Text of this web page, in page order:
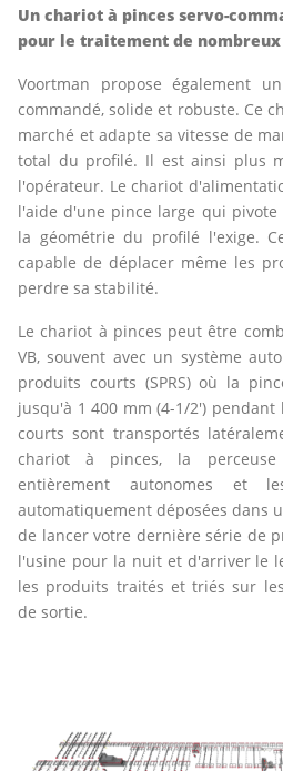
Un chariot à pinces servo-
pour le traitement de
Voortman propose également
commandé, solide et robuste. Ce
marché et adapte sa vitesse de
total du profilé. Il est ainsi plus
l'opérateur. Le chariot
l'aide d'une pince large qui
la géométrie du profilé l'exige.
capable de déplacer même les
perdre sa stabilité.
Le chariot à pinces peut être
VB, souvent avec un système
produits courts (SPRS) où la
jusqu'à 1 400 mm (4-1/2')
courts sont transportés
chariot à pinces, la
entièrement autonomes et
automatiquement déposées dans
de lancer votre dernière série de
l'usine pour la nuit et d'arriver le
les produits traités et triés sur
de sortie.